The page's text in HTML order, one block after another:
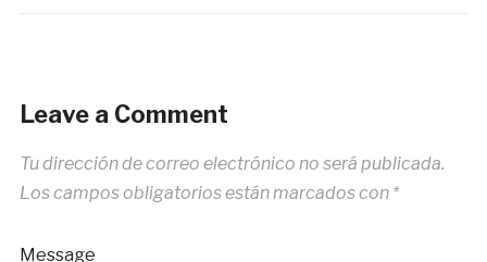
Leave a Comment
Tu dirección de correo electrónico no será publicada.
Los campos obligatorios están marcados con *
Message